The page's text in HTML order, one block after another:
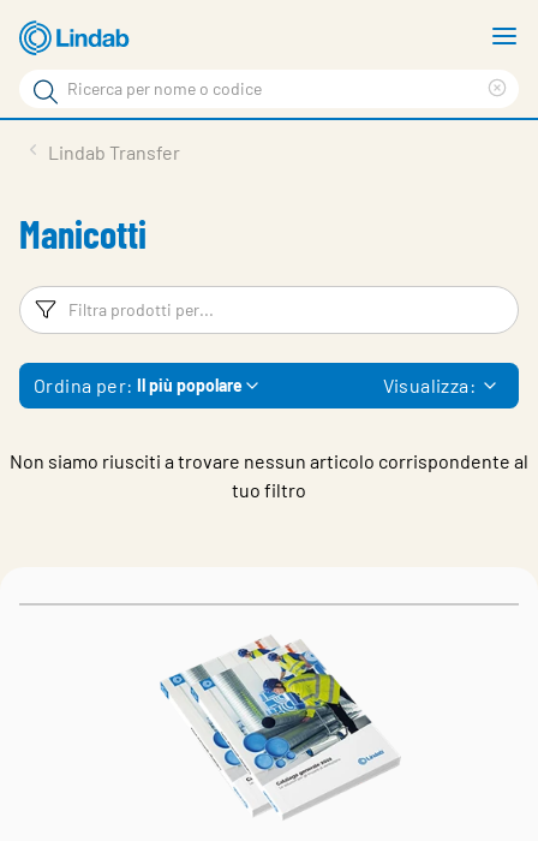
Vai
contenuto
principale
Cerca
Cerca
Soluzioni
Downloads
Strumenti
Contatti
Lindab Transfer
Manicotti
Filtri
Ordina per: Il più popolare Visualizza:
Non siamo riusciti a trovare nessun articolo corrispondente al
tuo filtro